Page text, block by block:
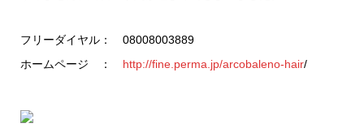
フリーダイヤル： 08008003889
ホームページ ： http://fine.perma.jp/arcobaleno-hair/